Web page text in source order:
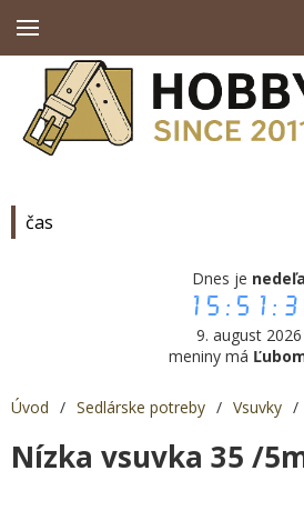
čas
Dnes je nedeľa
9. august 2026
meniny má
Úvod / Sedlárske potreby / Vsuvky /
Nízka vsuvka 35 /